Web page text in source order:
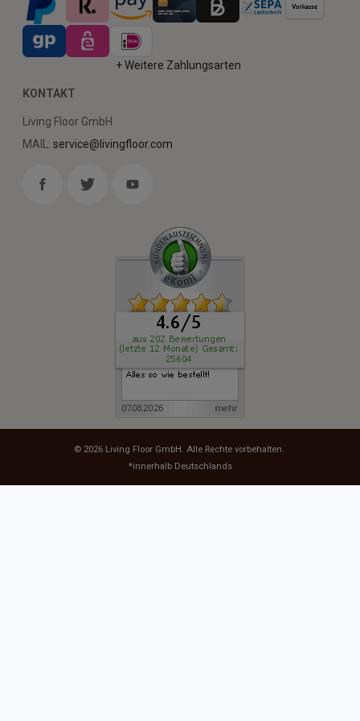
+ Weitere Zahlungsarten
KONTAKT
Living Floor GmbH
MAIL: service@livingfloor.com
© 2026 Living Floor GmbH . Alle Rechte vorbehalten.
*innerhalb Deutschlands